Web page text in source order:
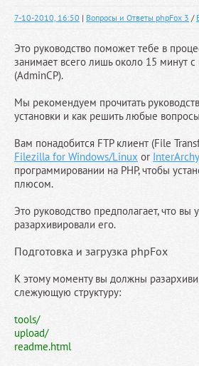
7-10-2010, 16:50 | Вопросы и Ответы phpFox 3 /
Это руководство поможет тебе в
занимает всего лишь около 15 минут
(AdminCP).
Мы рекомендуем прочитать
установки и как решить любые
Вам понадобится FTP клиент (File
Filezilla for Windows/Linux or
программировании на PHP, чтобы
плюсом.
Это руководство предполагает, что вы
разархивировали его.
Подготовка и загрузка phpFox
К этому моменту вы должны
слежующую структуру:
tools/
upload/
readme.html